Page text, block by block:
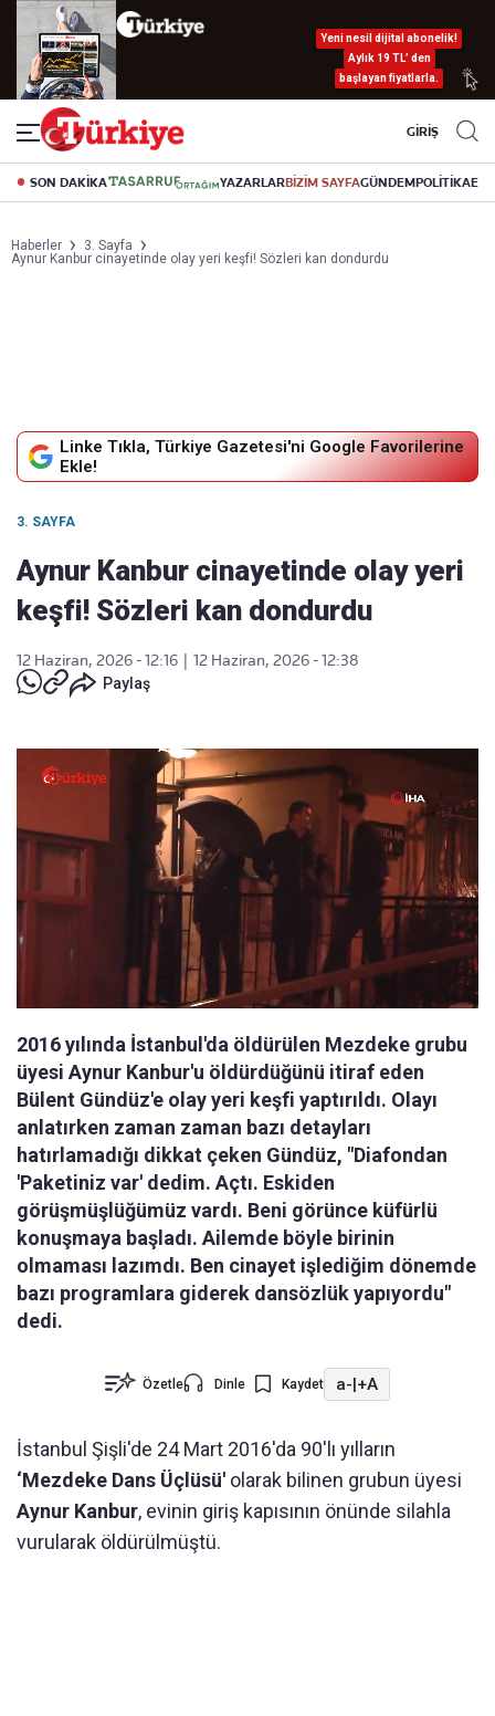
Yeni nesil dijital abonelik!
Aylık 19 TL’ den
başlayan fiyatlarla.
GİRİŞ
SON DAKİKA YAZARLARBİZİM SAYFAGÜNDEMPOLİTİKA
Haberler
3. Sayfa
Aynur Kanbur cinayetinde olay yeri keşfi! Sözleri kan dondurdu
Linke Tıkla, Türkiye Gazetesi'ni Google Favorilerine
Ekle!
3. SAYFA
Aynur Kanbur cinayetinde olay yeri
keşfi! Sözleri kan dondurdu
12 Haziran, 2026 - 12:16
12 Haziran, 2026 - 12:38
Paylaş
2016 yılında İstanbul'da öldürülen Mezdeke grubu
üyesi Aynur Kanbur'u öldürdüğünü itiraf eden
Bülent Gündüz'e olay yeri keşfi yaptırıldı. Olayı
anlatırken zaman zaman bazı detayları
hatırlamadığı dikkat çeken Gündüz, "Diafondan
'Paketiniz var' dedim. Açtı. Eskiden
görüşmüşlüğümüz vardı. Beni görünce küfürlü
konuşmaya başladı. Ailemde böyle birinin
olmaması lazımdı. Ben cinayet işlediğim dönemde
bazı programlara giderek dansözlük yapıyordu"
dedi.
Özetle Dinle Kaydet a-|+A
İstanbul Şişli'de 24 Mart 2016'da 90'lı yılların
‘Mezdeke Dans Üçlüsü' olarak bilinen grubun üyesi
Aynur Kanbur, evinin giriş kapısının önünde silahla
vurularak öldürülmüştü.